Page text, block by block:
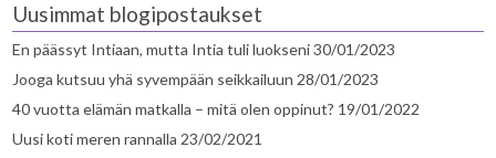
Uusimmat blogipostaukset
En päässyt Intiaan, mutta Intia tuli luokseni30/01/2023
Jooga kutsuu yhä syvempään seikkailuun 28/01/2023
40 vuotta elämän matkalla – mitä olen oppinut? 19/01/2022
Uusi koti meren rannalla 23/02/2021